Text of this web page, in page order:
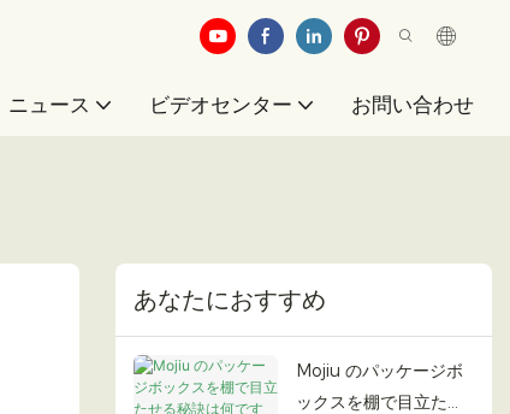
ニュース ビデオセンター お問い合わせ
あなたにおすすめ
Mojiu のパッケージボ
ックスを棚で目立たせ